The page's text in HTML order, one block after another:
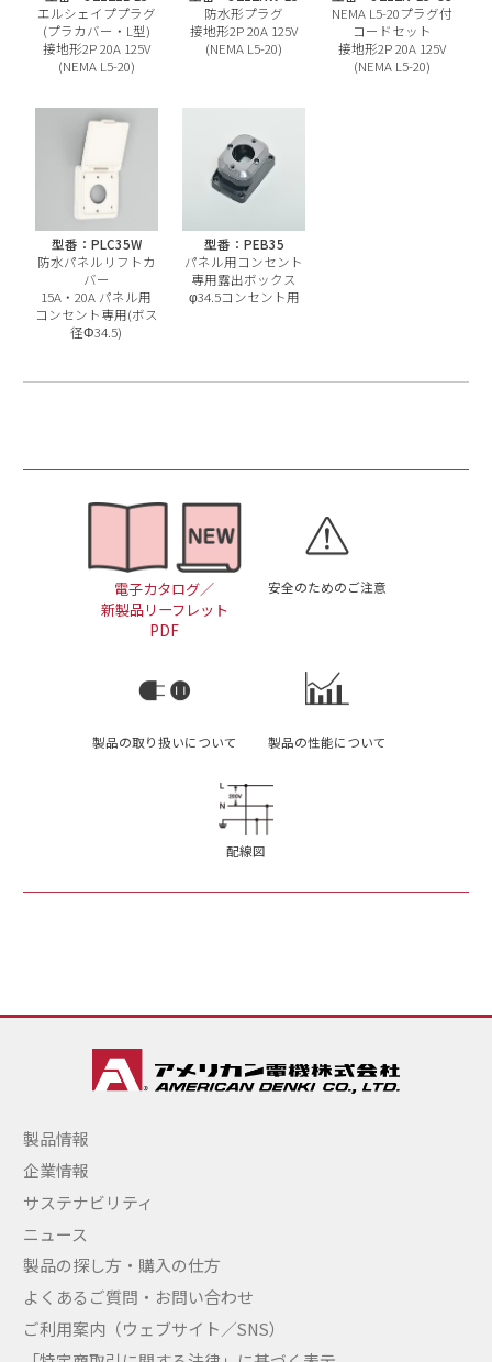
エルシェイププラグ
(プラカバー・L型)
接地形2P 20A 125V
(NEMA L5-20)
防水形プラグ
接地形2P 20A 125V
(NEMA L5-20)
NEMA L5-20プラグ付
コードセット
接地形2P 20A 125V
(NEMA L5-20)
型番：PLC35W
防水パネルリフトカ
バー
15A・20A パネル用
コンセント専用(ボス
径Φ34.5)
型番：PEB35
パネル用コンセント
専用露出ボックス
φ34.5コンセント用
電子カタログ／
新製品リーフレット
PDF
安全のためのご注意
製品の取り扱いについて 製品の性能について
配線図
製品情報
企業情報
サステナビリティ
ニュース
製品の探し方・購入の仕方
よくあるご質問・お問い合わせ
ご利用案内（ウェブサイト／SNS）